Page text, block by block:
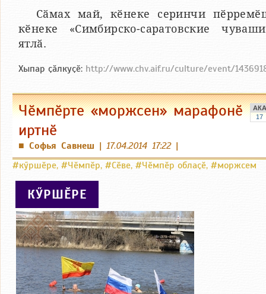
Сӑмах май, кӗнеке серинчи
кӗнеке «Симбирско-саратовские
ятлӑ.
Хыпар ҫӑлкуҫӗ: http://www.chv.aif.ru/culture/event/
АКА
17
Чӗмпӗрте «моржсен» марафонӗ
иртнӗ
■ Софья Савнеш | 17.04.2014 17:22|
#кӳршӗре, #Чӗмпӗр, #Сӗве, #Чӗмпӗр облаҫӗ, #моржсем
КӲРШӖРЕ